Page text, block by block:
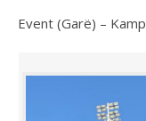
Event (Garë) –